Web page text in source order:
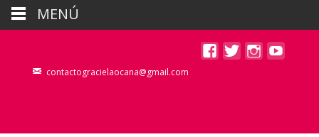
contactogracielaocana@gmail.com
MENÚ